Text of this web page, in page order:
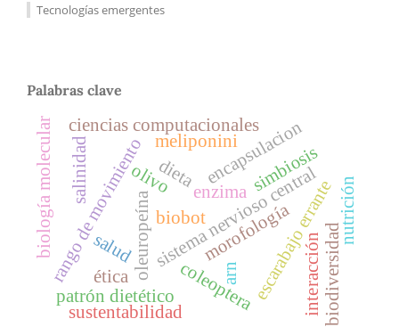
Tecnologías emergentes
Palabras clave
olivo enzima
oleuropeínasistema nervioso central
rango de movimiento escarabajo errante
coleoptera
morofología biodiversidad
encapsulacion
biobot
salud
dieta
patrón dietético
biología molecular ciencias computacionales
interacción
nutrición
simbiosis
sustentabilidad
salinidad meliponini
arn
ética